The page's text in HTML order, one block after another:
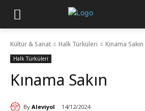
Kültür & Sanat Halk Türküleri Kınama Sakın
Halk Türküleri
Kınama Sakın
By Aleviyol 14/12/2024